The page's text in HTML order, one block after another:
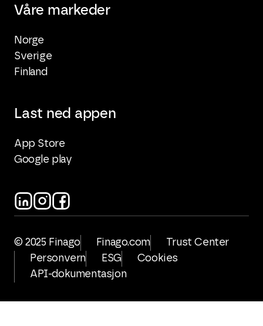
Våre markeder
Norge
Sverige
Finland
Last ned appen
App Store
Google play
© 2025 Finago Finago.com
Trust Center
Personvern
ESG
Cookies
API-dokumentasjon